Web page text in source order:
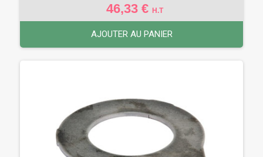
46,33 € H.T
AJOUTER AU PANIER